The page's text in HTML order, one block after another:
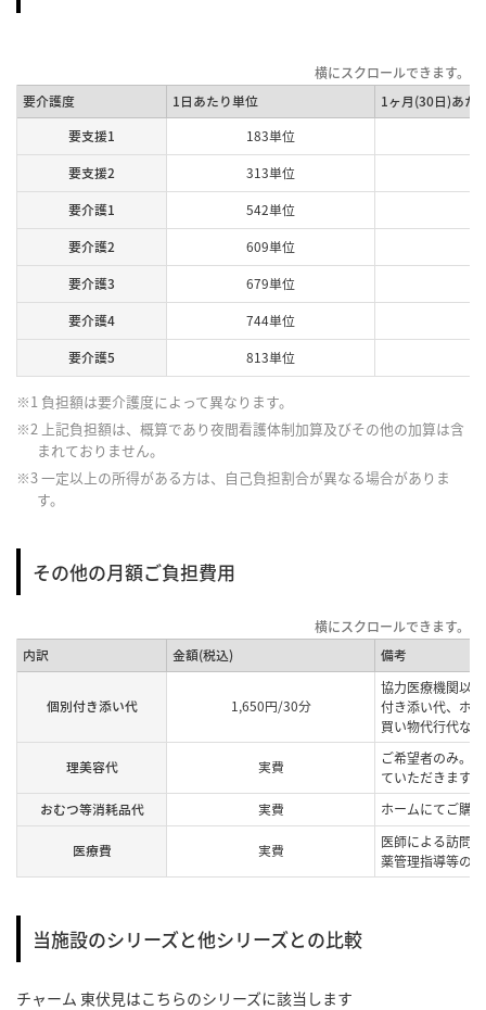
要介護度 1日あたり単位
1ヶ月(30日)あた
要支援1
183単位
要支援2
313単位
要介護1
542単位
要介護2
609単位
要介護3
679単位
要介護4
744単位
要介護5
813単位
※1 負担額は要介護度によって異なります。
※2 上記負担額は、概算であり夜間看護体制加算及びその他の加算は含
まれておりません。
※3 一定以上の所得がある方は、自己負担割合が異なる場合がありま
す。
その他の月額ご負担費用
内訳 金額(税込) 備考
個別付き添い代 1,650円/30分
協力医療機関以
付き添い代、ホ
買い物代行代な
理美容代 実費
ご希望者のみ。
ていただきます。
おむつ等消耗品代
実費 ホームにてご購
医療費 実費
医師による訪問
薬管理指導等の
当施設のシリーズと他シリーズとの比較
チャーム 東伏見はこちらのシリーズに該当します